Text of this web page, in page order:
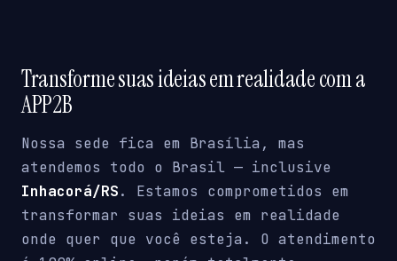
Transforme suas ideias em realidade com a
APP2B
Nossa sede fica em Brasília, mas
atendemos todo o Brasil — inclusive
Inhacorá/RS. Estamos comprometidos em
transformar suas ideias em realidade
onde quer que você esteja. O atendimento